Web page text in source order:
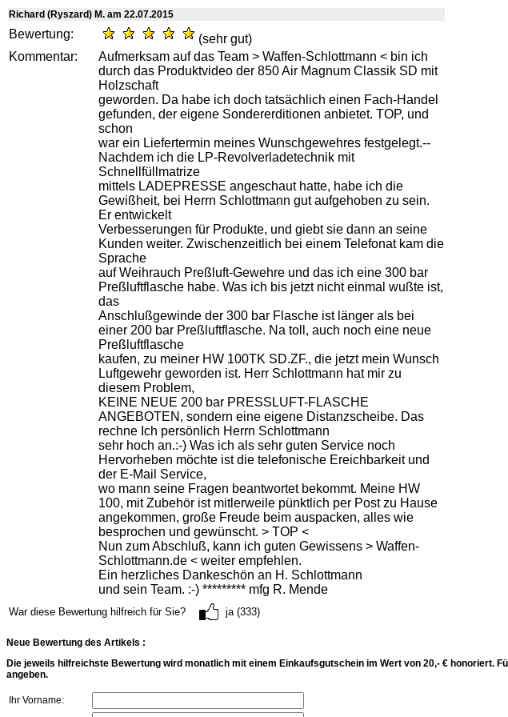
Richard (Ryszard) M. am 22.07.2015
Bewertung:
(sehr gut)
Kommentar:
Aufmerksam auf das Team > Waffen-Schlottmann < bin ich
durch das Produktvideo der 850 Air Magnum Classik SD mit
Holzschaft
geworden. Da habe ich doch tatsächlich einen Fach-Handel
gefunden, der eigene Sondererditionen anbietet. TOP, und
schon
war ein Liefertermin meines Wunschgewehres festgelegt.--
Nachdem ich die LP-Revolverladetechnik mit
Schnellfüllmatrize
mittels LADEPRESSE angeschaut hatte, habe ich die
Gewißheit, bei Herrn Schlottmann gut aufgehoben zu sein.
Er entwickelt
Verbesserungen für Produkte, und giebt sie dann an seine
Kunden weiter. Zwischenzeitlich bei einem Telefonat kam die
Sprache
auf Weihrauch Preßluft-Gewehre und das ich eine 300 bar
Preßluftflasche habe. Was ich bis jetzt nicht einmal wußte ist,
das
Anschlußgewinde der 300 bar Flasche ist länger als bei
einer 200 bar Preßluftflasche. Na toll, auch noch eine neue
Preßluftflasche
kaufen, zu meiner HW 100TK SD.ZF., die jetzt mein Wunsch
Luftgewehr geworden ist. Herr Schlottmann hat mir zu
diesem Problem,
KEINE NEUE 200 bar PRESSLUFT-FLASCHE
ANGEBOTEN, sondern eine eigene Distanzscheibe. Das
rechne Ich persönlich Herrn Schlottmann
sehr hoch an.:-) Was ich als sehr guten Service noch
Hervorheben möchte ist die telefonische Ereichbarkeit und
der E-Mail Service,
wo mann seine Fragen beantwortet bekommt. Meine HW
100, mit Zubehör ist mitlerweile pünktlich per Post zu Hause
angekommen, große Freude beim auspacken, alles wie
besprochen und gewünscht. > TOP <
Nun zum Abschluß, kann ich guten Gewissens > Waffen-
Schlottmann.de < weiter empfehlen.
Ein herzliches Dankeschön an H. Schlottmann
und sein Team. :-) ********* mfg R. Mende
War diese Bewertung hilfreich für Sie? ja (333)
Neue Bewertung des Artikels :
Die jeweils hilfreichste Bewertung wird monatlich mit einem Einkaufsgutschein im Wert von 20,- € honoriert.
angeben.
Ihr Vorname: